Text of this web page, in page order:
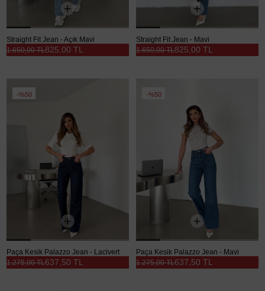
Straight Fit Jean - Açık Mavi
825,00 TL
1.650,00 TL
Straight Fit Jean - Mavi
825,00 TL
1.650,00 TL
%50
Paça Kesik Palazzo Jean - Lacivert
637,50 TL
1.275,00 TL
%50
Paça Kesik Palazzo Jean - Mavi
637,50 TL
1.275,00 TL